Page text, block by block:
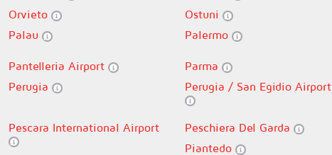
Orvieto Ostuni
Palau Palermo
Pantelleria Airport Parma
Perugia Perugia / San Egidio Airport
Pescara International Airport Peschiera Del Garda
Piantedo